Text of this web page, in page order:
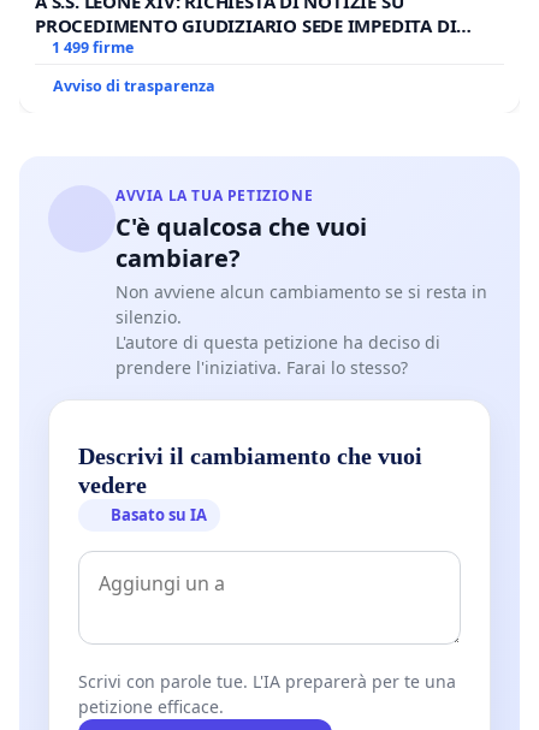
PROCEDIMENTO GIUDIZIARIO SEDE IMPEDITA DI
BENEDETTO XVI
1 499 firme
Avviso di trasparenza
AVVIA LA TUA PETIZIONE
C'è qualcosa che vuoi
cambiare?
Non avviene alcun cambiamento se si resta in
silenzio.
L'autore di questa petizione ha deciso di
prendere l'iniziativa. Farai lo stesso?
Descrivi il cambiamento che vuoi
vedere
Basato su IA
Scrivi con parole tue. L'IA preparerà per te una
petizione efficace.